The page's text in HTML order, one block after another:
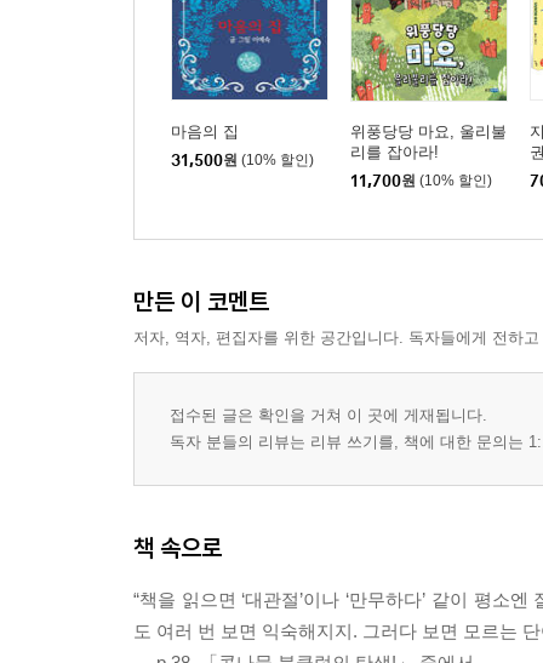
마음의 집
31,500원 (10% 할인)
위풍당당 마요, 울리불
리를 잡아라!
11,700원 (10% 할인)
만든 이 코멘트
저자, 역자, 편집자를 위한 공간입니다. 독자들에게 전하
접수된 글은 확인을 거쳐 이 곳에 게재됩니다.
독자 분들의 리뷰는 리뷰 쓰기를, 책에 대한 문의는
책 속으로
“책을 읽으면 ‘대관절’이나 ‘만무하다’ 같이 평
도 여러 번 보면 익숙해지지. 그러다 보면 모르는